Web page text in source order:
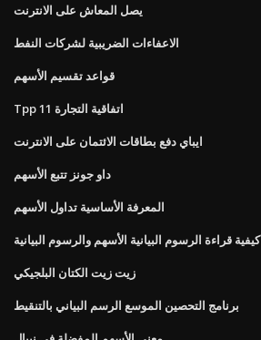
يصل المعاش على الانترنت
الاعفاءات الضريبية لشركات النفط
قواعد تقسيم الأسهم
Tpp 11 اتفاقية التجارة
ايباي دفع بطاقات الائتمان على الانترنت
داو جونز تتبع الأسهم
المعرفة الأساسية تداول الأسهم
كيفية قراءة الرسوم البيانية الأسهم والرسوم البيانية
زيت زيت الكتان البلجيكي
برنامج التحصين الموسع الرسم البياني بالتنقيط